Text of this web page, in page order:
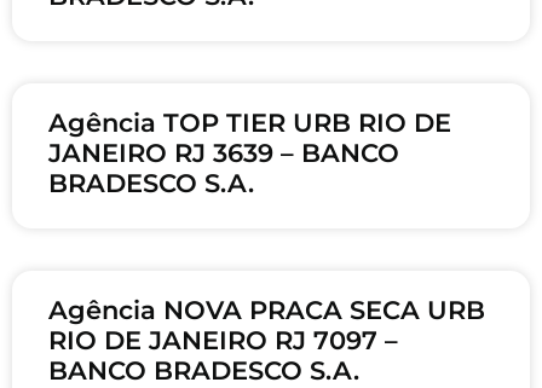
Agência TOP TIER URB RIO DE
JANEIRO RJ 3639 – BANCO
BRADESCO S.A.
Agência NOVA PRACA SECA URB
RIO DE JANEIRO RJ 7097 –
BANCO BRADESCO S.A.